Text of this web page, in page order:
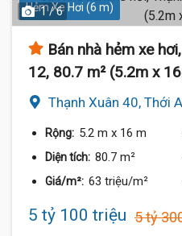
Hẻm Xe Hơi (6 m)
1 / 6
Bán nhà hẻm xe
12, 80.7 m² (5.2m x
Thạnh Xuân 40, Thới
Rộng: 5.2 m x 16 m
Diện tích: 80.7 m²
Giá/m²: 63 triệu/m²
5 tỷ 100 triệu 5 tỷ